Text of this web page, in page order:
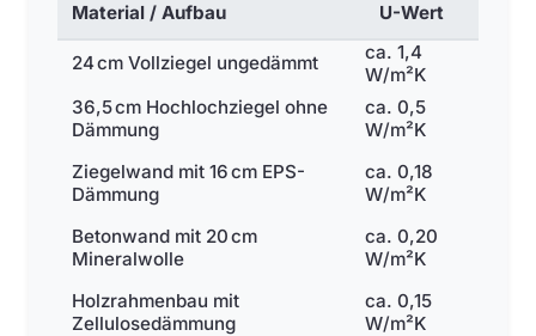
Material / Aufbau U-Wert
24 cm Vollziegel ungedämmt
ca. 1,4
W/m²K
36,5 cm Hochlochziegel ohne
Dämmung
ca. 0,5
W/m²K
Ziegelwand mit 16 cm EPS-
Dämmung
ca. 0,18
W/m²K
Betonwand mit 20 cm
Mineralwolle
ca. 0,20
W/m²K
Holzrahmenbau mit
Zellulosedämmung
ca. 0,15
W/m²K